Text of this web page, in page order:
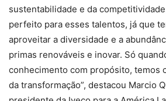
sustentabilidade e da
perfeito para esses talentos, já que
aproveitar a diversidade e a
primas renováveis e inovar. Só
conhecimento com propósito, temos
da transformação”, destacou Marcio